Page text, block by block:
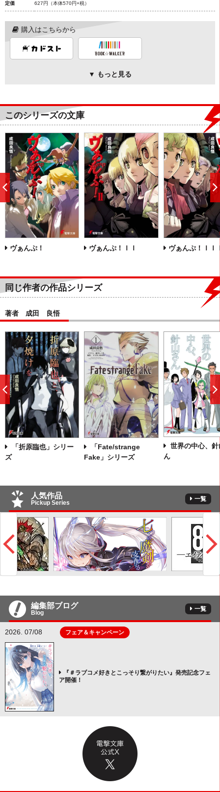
定価 627円 （本体570円+税）
購入はこちらから
▼ もっと見る
このシリーズの文庫
ヴぁんぷ！ ヴぁんぷ！ＩＩ ヴぁんぷ！ＩＩ
へ
同じ作者の作品シリーズ
著者 成田 良悟
「折原臨也」シリー
ズ
「Fate/strange
Fake」シリーズ
世界の中心、針
ん
前
へ
人気作品
Pickup Series
一覧
編集部ブログ
Blog
一覧
2026. 07/08 フェア＆キャンペーン
『＃ラブコメ好きとこっそり繋がりたい』発売記念フェ
ア開催！